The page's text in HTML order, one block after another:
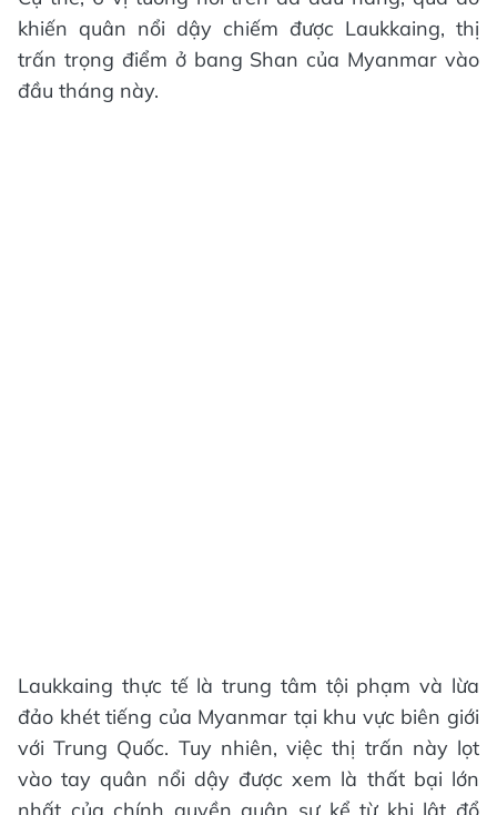
khiến quân nổi dậy chiếm được Laukkaing, thị
trấn trọng điểm ở bang Shan của Myanmar vào
đầu tháng này.
Laukkaing thực tế là trung tâm tội phạm và lừa
đảo khét tiếng của Myanmar tại khu vực biên giới
với Trung Quốc. Tuy nhiên, việc thị trấn này lọt
vào tay quân nổi dậy được xem là thất bại lớn